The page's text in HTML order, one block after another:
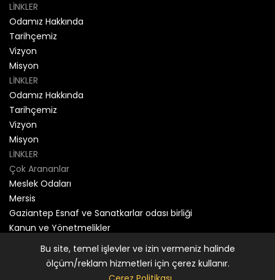
LİNKLER
Odamız Hakkında
Tarihçemiz
Vizyon
Misyon
LİNKLER
Odamız Hakkında
Tarihçemiz
Vizyon
Misyon
LİNKLER
Çok Arananlar
Meslek Odaları
Mersis
Gaziantep Esnaf ve Sanatkarlar odası birliği
Kanun ve Yönetmelikler
2026 Gaziantep Kuyumcular Ve Sanatkarlar Esnaf
Odası -Genesis Yazılım
Bu site, temel işlevler ve izin vermeniz halinde
ölçüm/reklam hizmetleri için çerez kullanır.